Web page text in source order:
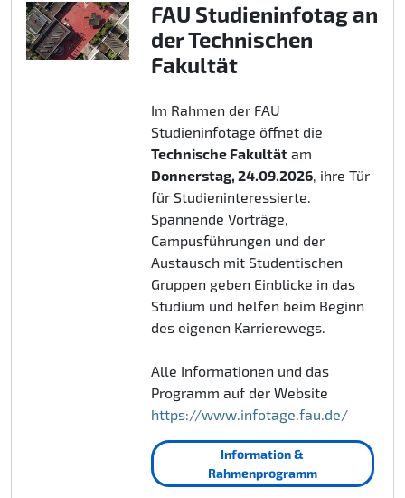
FAU Studieninfotag an
der Technischen
Fakultät
Im Rahmen der FAU
Studieninfotage öffnet die
Technische Fakultätam
Donnerstag, 24.09.2026, ihre Tür
für Studieninteressierte.
Spannende Vorträge,
Campusführungen und der
Austausch mit Studentischen
Gruppen geben Einblicke in das
Studium und helfen beim Beginn
des eigenen Karrierewegs.
Alle Informationen und das
Programm auf der Website
https://www.infotage.fau.de/
Information &
Rahmenprogramm